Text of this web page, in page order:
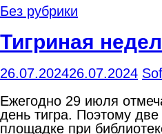
Без рубрики
Тигриная
26.07.202426.07.2024
Ежегодно 29 июля
день тигра. Поэтому две
площадке при